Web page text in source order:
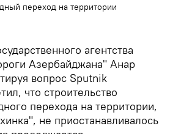
переход на территории
агентства
Азербайджана" Анар
вопрос Sputnik
что строительство
перехода на территории,
не приостанавливалось